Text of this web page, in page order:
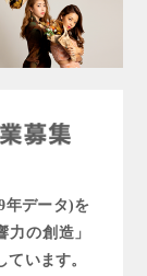
年データ)を
の創造」
います。